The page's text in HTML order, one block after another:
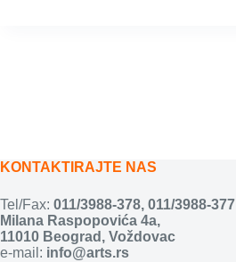
KONTAKTIRAJTE NAS
Tel/Fax: 011/3988-378, 011/3988-377
Milana Raspopovića 4a,
11010 Beograd, Voždovac
e-mail: info@arts.rs